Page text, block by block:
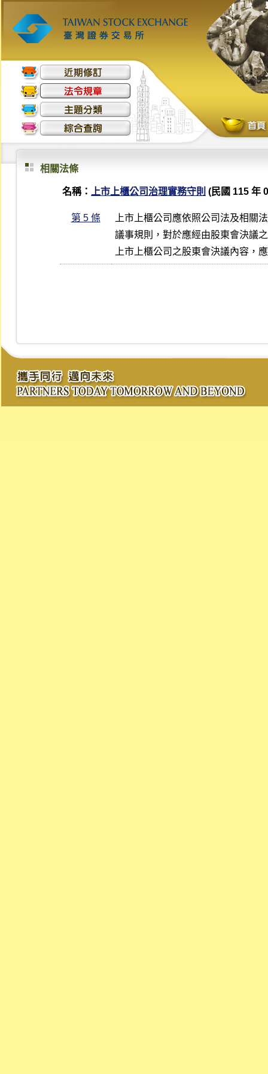
相關法條
名稱： 上市上櫃公司治理實務守則 (民國 115 年
第 5 條
上市上櫃公司應依照公司法及相關
議事規則，對於應經由股東會決議
上市上櫃公司之股東會決議內容，